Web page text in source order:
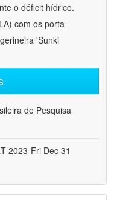
o déficit hídrico.
com os porta-
'Sunki
de Pesquisa
2023-Fri Dec 31